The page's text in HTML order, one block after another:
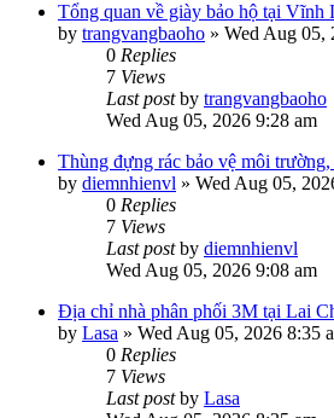
Tổng quan về giày bảo hộ tại Vĩnh
by trangvangbaoho » Wed Aug 05,
0 Replies
7 Views
Last postby trangvangbaoho
Wed Aug 05, 2026 9:28 am
Thùng đựng rác bảo vệ môi
by diemnhienvl » Wed Aug 05,
0 Replies
7 Views
Last postby diemnhienvl
Wed Aug 05, 2026 9:08 am
Địa chỉ nhà phân phối 3M tại Lai
by Lasa » Wed Aug 05, 2026 8:35
0 Replies
7 Views
Last postby Lasa